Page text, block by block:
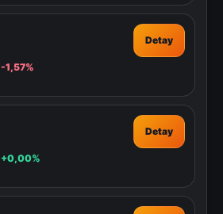
-1,57%
Detay
+0,00%
Detay